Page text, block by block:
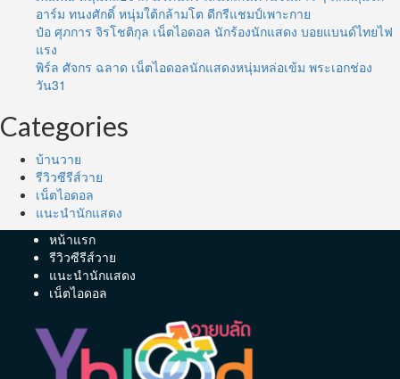
อาร์ม ทนงศักดิ์ หนุ่มใต้กล้ามโต ดีกรีแชมป์เพาะกาย
ป๋อ ศุภการ จิรโชติกุล เน็ตไอดอล นักร้องนักแสดง บอยแบนด์ไทยไฟ
แรง
พิร์ล ศัจกร ฉลาด เน็ตไอดอลนักแสดงหนุ่มหล่อเข้ม พระเอกช่อง
วัน31
Categories
บ้านวาย
รีวิวซีรีส์วาย
เน็ตไอดอล
แนะนำนักแสดง
หน้าแรก
รีวิวซีรีส์วาย
แนะนำนักแสดง
เน็ตไอดอล